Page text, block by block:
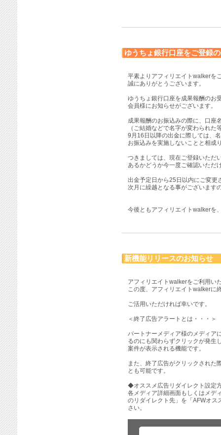
ゆうちょ銀行口座をご登録
平素よりアフィリエイトwalkerを
誠にありがとうございます。
ゆうちょ銀行口座を成果報酬のお
会員様にお知らせがございます。
成果報酬のお振込みの際に、口座
（ご結婚などで名字が変わられ
9月16日以降の出金に際しては、
お振込みを実施しないことと相成
つきましては、現在ご登録いただ
あるかどうか今一度ご確認いただ
出金予定日から25日以内にご変更
次月に繰越となる事がございます
今後ともアフィリエイトwalkerを
新機能リリースのお知らせ
アフィリエイトwalkerをご利用い
この度、アフィリエイトwalkerに
ご活用いただければ幸いです。
＜終了広告アラートとは・・・＞
パートナーメディア様のメディア
るのにも関わらずクリックが発生
案件が表示される機能です。
また、終了広告がクリックされた
とも可能です。
◆オススメ広告リダイレクト設定
各メディア詳細画面もしくはメデ
のリダイレクト先」を「AFWオス
さい。